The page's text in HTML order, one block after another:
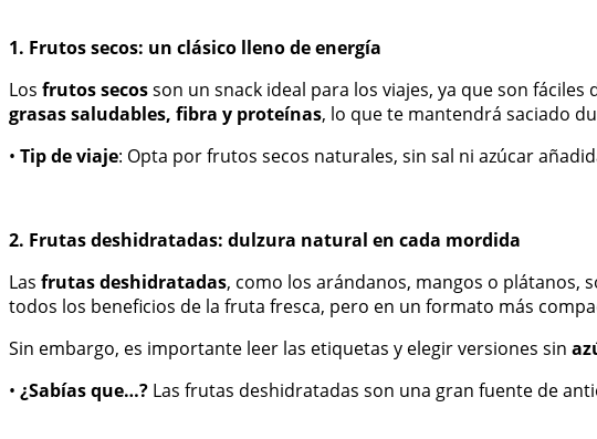
1. Frutos secos: un clásico lleno de energía
Los frutos secosson un snack ideal para los viajes, ya que son
grasas saludables, fibra y proteínas, lo que te mantendrá saciado
• Tip de viaje: Opta por frutos secos naturales, sin sal ni azúcar
2. Frutas deshidratadas: dulzura natural en cada mordida
Las frutas deshidratadas, como los arándanos, mangos o plátanos,
todos los beneficios de la fruta fresca, pero en un formato más
Sin embargo, es importante leer las etiquetas y elegir versiones sin
• ¿Sabías que…? Las frutas deshidratadas son una gran fuente de